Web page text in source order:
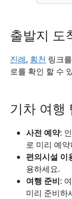
출발지 도
진례, 횡천 링크
로를 확인 할 수
기차 여행
사전 예약:
로 미리 예
편의시설 이
용하세요.
여행 준비:
미리 준비하